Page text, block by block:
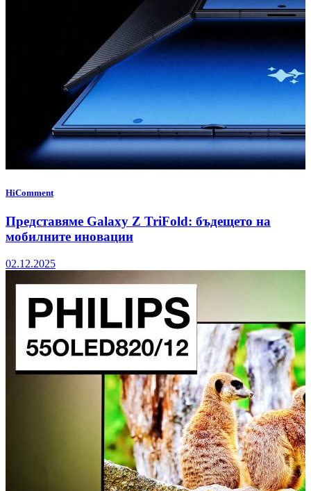
HiComment
Представяме Galaxy Z TriFold: бъдещето на
мобилните иновации
02.12.2025